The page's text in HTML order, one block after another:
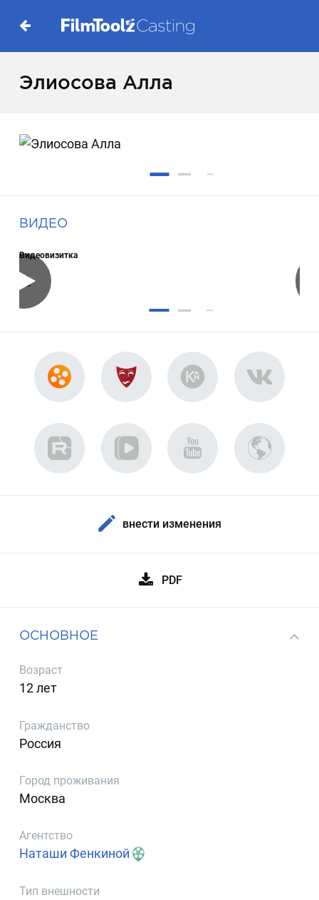
Элиосова Алла
ВИДЕО
Видеовизитка
внести изменения
PDF
ОСНОВНОЕ
Возраст
12 лет
Гражданство
Россия
Город проживания
Москва
Агентство
Наташи Фенкиной
Тип внешности